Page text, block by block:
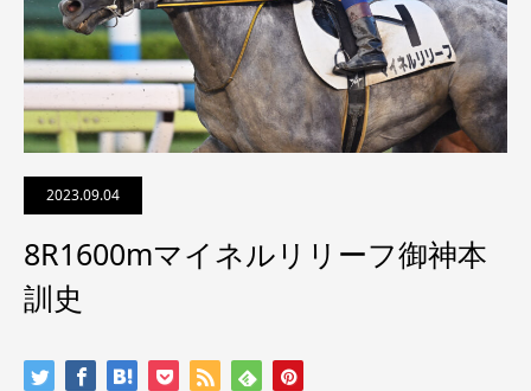
2023.09.04
8R1600mマイネルリリーフ御神本
訓史